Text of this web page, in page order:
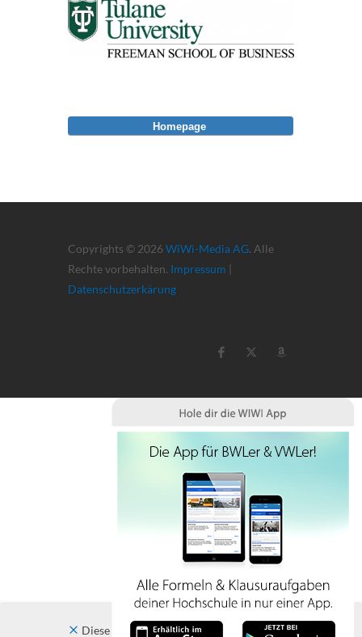
Copyrights © 2026 WiWi-Media AG. Alle
Rechte vorbehalten. Impressum |
Datenschutzerkärung
Diese Website verwendet Cookies. Indem
Homepage